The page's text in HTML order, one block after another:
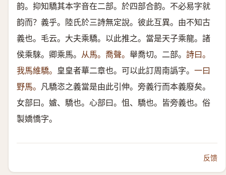
韵。抑知驕其本字音在二部。於四部合韵。不必易字就
韵而？義乎。陸氏於三詩無定說。彼此互異。由不知古
義也。毛云。大夫乘驕。以此推之。當是天子乘龍。諸
侯乘騋。卿乘馬。 从馬。喬聲。 舉喬切。二部。 詩曰。
我馬維驕。 皇皇者華二章也。可以此訂周南譌字。 一曰
野馬。 凡驕恣之義當是由此引伸。旁義行而本義廢矣。
女部曰。㜘、驕也。心部曰。怚、驕也。皆旁義也。俗
製嬌憍字。
反馈